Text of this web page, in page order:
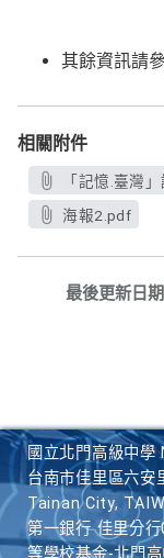
其餘資訊請
相關附件
「記憶.臺灣
海報2.pdf
最後更新日期
國立北門高級中
台南市佳里區六
Tainan City,
第一銀行 佳里分
等學校基金-北門